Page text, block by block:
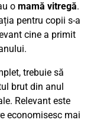
o mamă vitregă.
pentru copii s-a
cine a primit
trebuie să
brut din anul
Relevant este
economisesc mai